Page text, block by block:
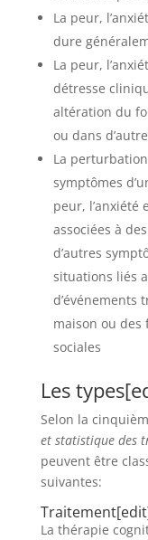
La peur,
dure
La peur,
détresse
altération du
ou dans
La
symptômes
peur, l’anxiété
associées à
d’autres
situations liés
d’événements
maison ou des
sociales
Les types[
Selon la
et statistique des
peuvent être
suivantes:
Traitement[edit
La thérapie